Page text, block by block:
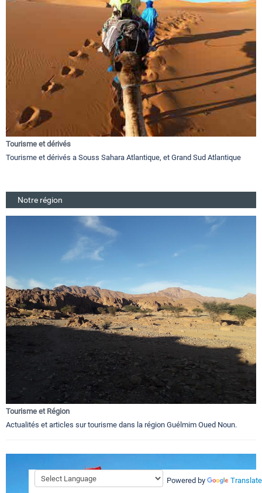
Tourisme et dérivés
Tourisme et dérivés a Souss Sahara Atlantique, et Grand Sud Atlantique
Notre région
Tourisme et Région
Actualités et articles sur tourisme dans la région Guélmim Oued Noun.
Powered by Translate